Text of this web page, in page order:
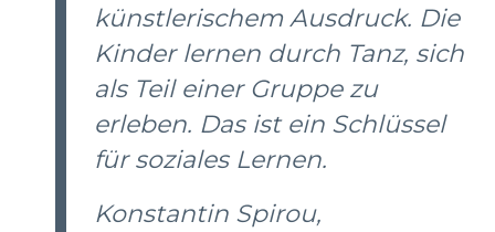
künstlerischem Ausdruck. Die
Kinder lernen durch Tanz, sich
als Teil einer Gruppe zu
erleben. Das ist ein Schlüssel
für soziales Lernen.
Konstantin Spirou,